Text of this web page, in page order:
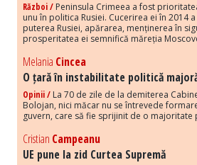
Război / Peninsula Crimeea a fost
unu în politica Rusiei. Cucerirea ei în 2014
puterea Rusiei, apărarea, menținerea în
prosperitatea ei semnifică măreția
Melania Cincea
O țară în instabilitate politică
Opinii / La 70 de zile de la demiterea
Bolojan, nici măcar nu se întrevede
guvern, care să fie sprijinit de o majoritate
Cristian Campeanu
UE pune la zid Curtea Supremă